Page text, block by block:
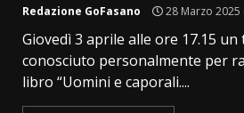
Redazione GoFasano 28 Marzo 2025
Giovedì 3 aprile alle ore 17.15 un
conosciuto personalmente per
libro “Uomini e caporali....